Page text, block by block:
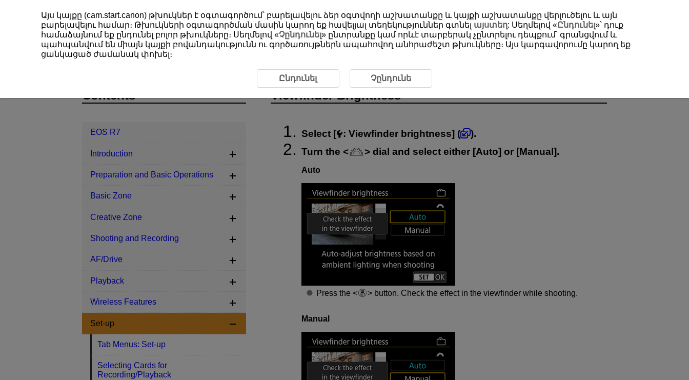
EOS R7 Set-up Viewfinder Brightness
Viewfinder Brightness
Select [ : Viewfinder brightness] (
).
Turn the
dial and select either [Auto] or [Manual ].
Auto
Press the button. Check the effect in the viewfinder while shooting.
Manual
Contents
EOS R7
Introduction
Preparation and Basic Operations
Basic Zone
Creative Zone
Shooting and Recording
AF/Drive
Playback
Wireless Features
Set-up
Tab Menus: Set-up
Selecting Cards for
Recording/Playback
Այս կայքը (cam.start.canon) թխուկներ է օգտագործում՝ բարելավելու ձեր օգտվողի աշխատանքը և կայքի աշխատանքը վերլուծելու և այն
բարելավելու համար։ Թխուկների օգտագործման մասին կարող եք հավելյալ տեղեկություններ գտնել այստեղ: Սեղմելով «Ընդունել»՝ դուք
համաձայնում եք ընդունել բոլոր թխուկները։ Սեղմելով «Չընդունել» ընտրանքը կամ որևէ տարբերակ չընտրելու դեպքում՝ գրանցվում և
պահպանվում են միայն կայքի բովանդակությունն ու գործառույթներն ապահովող անհրաժեշտ թխուկները։ Այս կարգավորումը կարող եք
ցանկացած ժամանակ փոխել։
Ընդունել Չընդունե